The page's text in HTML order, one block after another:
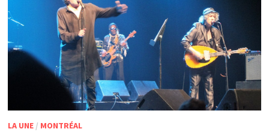
LA UNE/ MONTRÉAL